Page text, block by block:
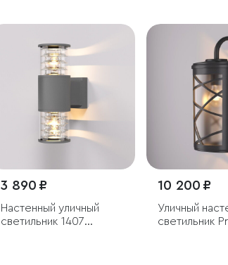
3 890 ₽
Настенный уличный
светильник 1407
10 200 ₽
Уличный
светильник